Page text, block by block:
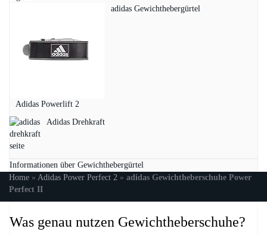
adidas Gewichthebergürtel
Adidas Powerlift 2
Adidas Drehkraft
Informationen über Gewichthebergürtel
Home » Adidas Power Perfect 2 » adidas Gewichtheberschuhe Power
Perfect II
Was genau nutzen Gewichtheberschuhe?